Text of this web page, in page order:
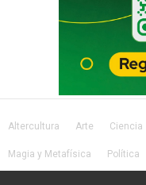
Altercultura Arte Ciencia
Magia y Metafísica Política